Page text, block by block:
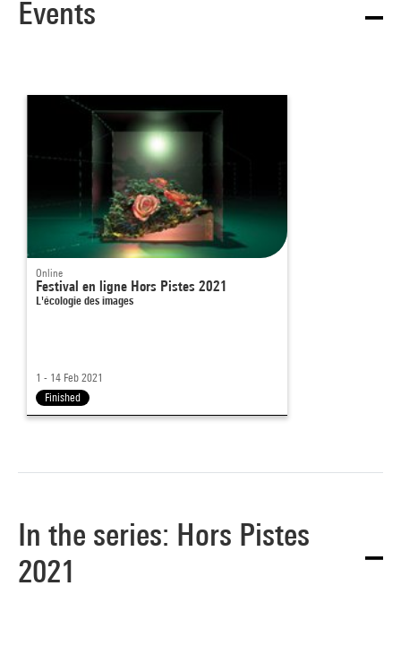
Events
Online
Festival en ligne Hors Pistes 2021
L'écologie des images
1 - 14 Feb 2021
Finished
In the series: Hors Pistes
2021